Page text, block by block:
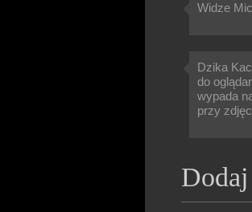
Widze
Dzika
do
wypada
przy